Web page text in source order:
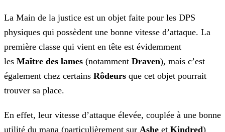
La Main de la justice est un objet faite pour les DPS
physiques qui possèdent une bonne vitesse d’attaque. La
première classe qui vient en tête est évidemment
les Maître des lames (notamment Draven), mais c’est
également chez certains Rôdeurs que cet objet pourrait
trouver sa place.
En effet, leur vitesse d’attaque élevée, couplée à une bonne
utilité du mana (particulièrement sur Ashe et Kindred)